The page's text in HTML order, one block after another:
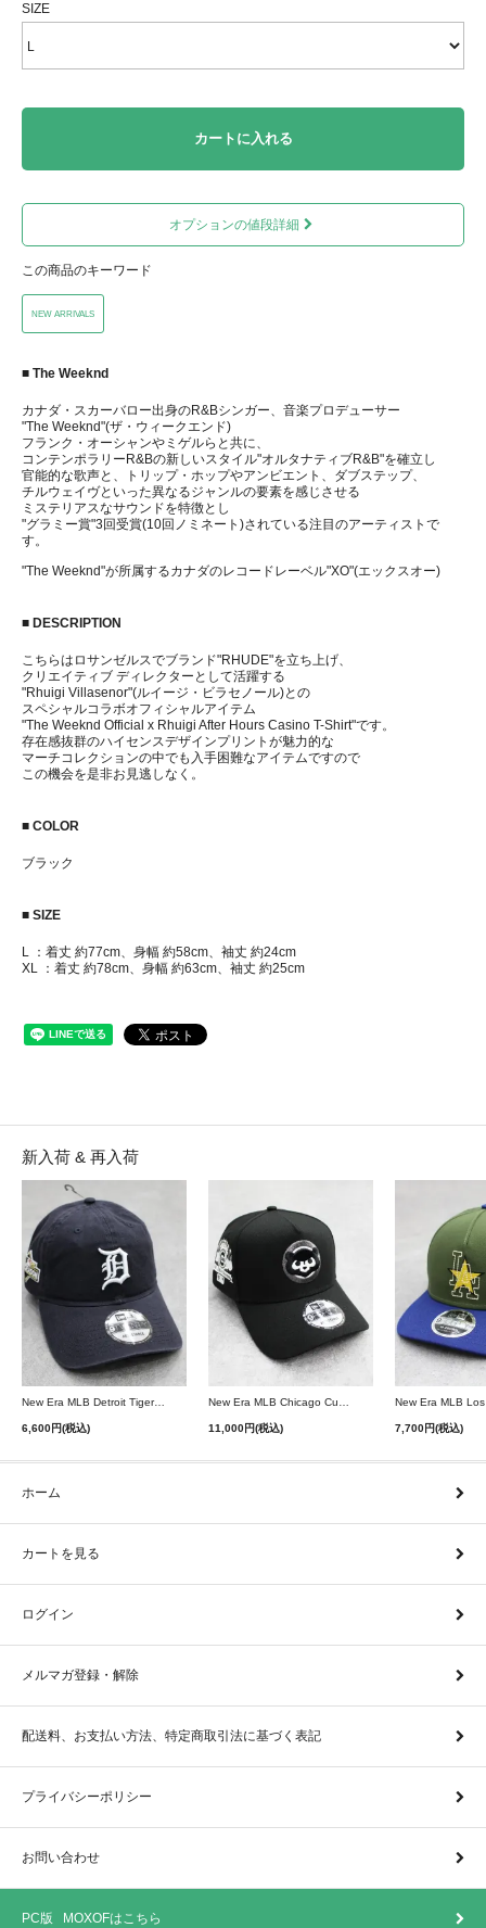
SIZE
カートに入れる
オプションの値段詳細
この商品のキーワード
NEW ARRIVALS
■ The Weeknd
カナダ・スカーバロー出身のR&Bシンガー、音楽プロデューサー
"The Weeknd"(ザ・ウィークエンド)
フランク・オーシャンやミゲルらと共に、
コンテンポラリーR&Bの新しいスタイル"オルタナティブR&B"を確立し
官能的な歌声と、トリップ・ホップやアンビエント、ダブステップ、
チルウェイヴといった異なるジャンルの要素を感じさせる
ミステリアスなサウンドを特徴とし
"グラミー賞"3回受賞(10回ノミネート)されている注目のアーティストで
す。
"The Weeknd"が所属するカナダのレコードレーベル"XO"(エックスオー)
■ DESCRIPTION
こちらはロサンゼルスでブランド"RHUDE"を立ち上げ、
クリエイティブ ディレクターとして活躍する
"Rhuigi Villasenor"(ルイージ・ビラセノール)との
スペシャルコラボオフィシャルアイテム
"The Weeknd Official x Rhuigi After Hours Casino T-Shirt"です。
存在感抜群のハイセンスデザインプリントが魅力的な
マーチコレクションの中でも入手困難なアイテムですので
この機会を是非お見逃しなく。
■ COLOR
ブラック
■ SIZE
L ：着丈 約77cm、身幅 約58cm、袖丈 約24cm
XL ：着丈 約78cm、身幅 約63cm、袖丈 約25cm
新入荷 & 再入荷
New Era MLB Detroit Tigers Postseason 9Twenty Strapback Cap - Navy
6,600円(税込) 11,000円(税込) 7,700円(税込)
ホーム
カートを見る
ログイン
メルマガ登録・解除
配送料、お支払い方法、特定商取引法に基づく表記
プライバシーポリシー
お問い合わせ
PC版 MOXOFはこちら